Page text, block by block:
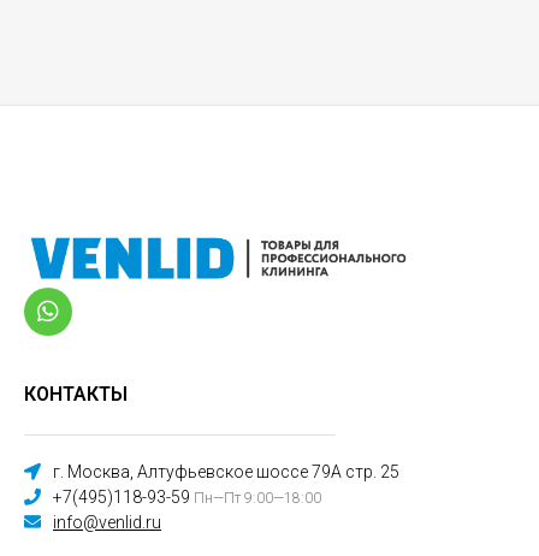
КОНТАКТЫ
г. Москва, Алтуфьевское шоссе 79А стр. 25
+7(495)118-93-59 Пн—Пт 9:00—18:00
info@venlid.ru